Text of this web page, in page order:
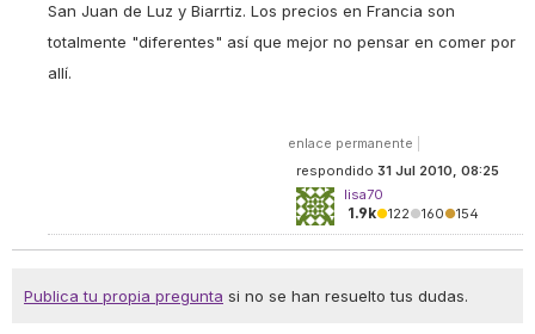
San Juan de Luz y Biarrtiz. Los precios en Francia son
totalmente "diferentes" así que mejor no pensar en comer por
allí.
enlace permanente
respondido 31 Jul 2010, 08:25
lisa70
1.9k●122●160●154
Publica tu propia pregunta si no se han resuelto tus dudas.